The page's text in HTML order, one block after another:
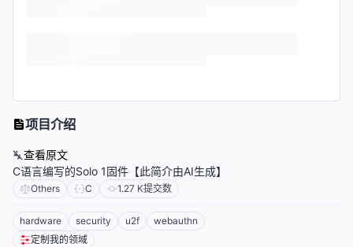
项目介绍
查看原文
C语言编写的Solo 1固件【此简介由AI生成】
Others C 1.27 K提交数
hardware security u2f
webauthn
定制我的领域